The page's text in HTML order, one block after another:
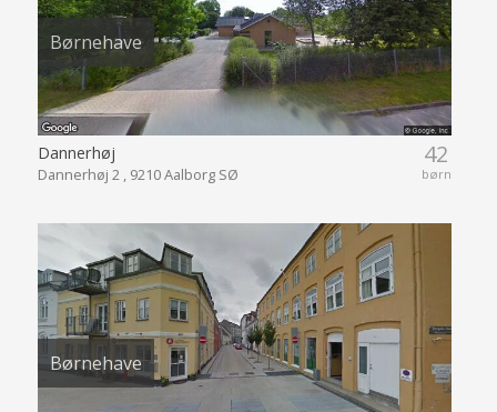
Børnehave
42
børn
Dannerhøj
Dannerhøj 2 , 9210 Aalborg SØ
Børnehave